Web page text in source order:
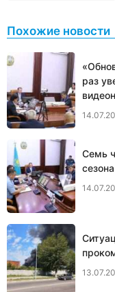
Похожие новости
раз
Семь